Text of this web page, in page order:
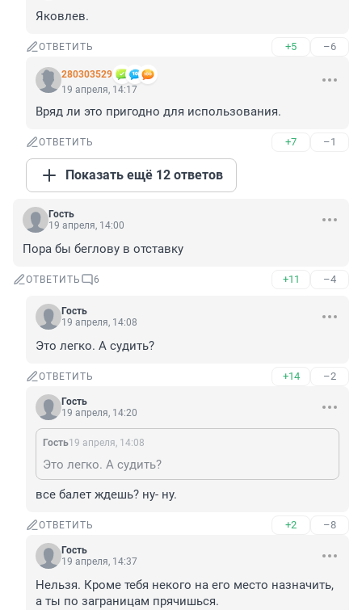
Яковлев.
ОТВЕТИТЬ +5 –6
280303529
19 апреля, 14:17
Вряд ли это пригодно для использования.
ОТВЕТИТЬ +7 –1
Показать ещё 12 ответов
Гость
19 апреля, 14:00
Пора бы беглову в отставку
ОТВЕТИТЬ 6 +11 –4
Гость
19 апреля, 14:08
Это легко. А судить?
ОТВЕТИТЬ +14 –2
Гость
19 апреля, 14:20
Гость19 апреля, 14:08
Это легко. А судить?
все балет ждешь? ну- ну.
ОТВЕТИТЬ +2 –8
Гость
19 апреля, 14:37
Нельзя. Кроме тебя некого на его место назначить,
а ты по заграницам прячишься.